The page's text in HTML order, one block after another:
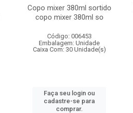
Copo mixer 380ml sortido
copo mixer 380ml so
Código: 006453
Embalagem: Unidade
Caixa Com: 30 Unidade(s)
Faça seu login ou
cadastre-se para
comprar.